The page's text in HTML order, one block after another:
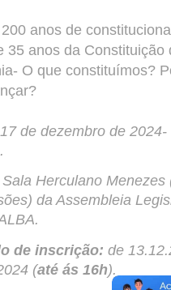
200 anos de
35 anos da Constituição
O que constituímos?
17 de dezembro de 2024-
Sala Herculano Menezes
da Assembleia
de inscrição: de
(até ás 16h).